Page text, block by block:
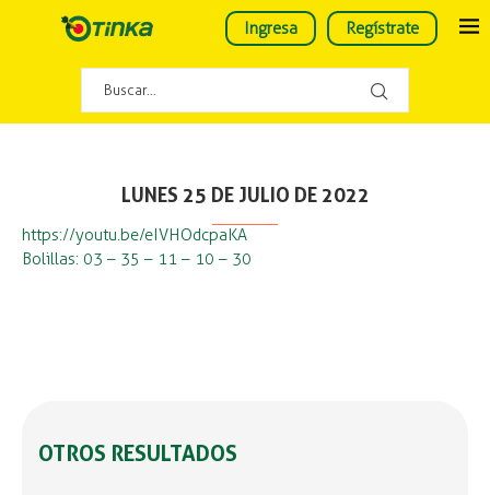
Ingresa Regístrate
LUNES 25 DE JULIO DE 2022
https://youtu.be/eIVHOdcpaKA
Bolillas: 03 – 35 – 11 – 10 – 30
OTROS RESULTADOS